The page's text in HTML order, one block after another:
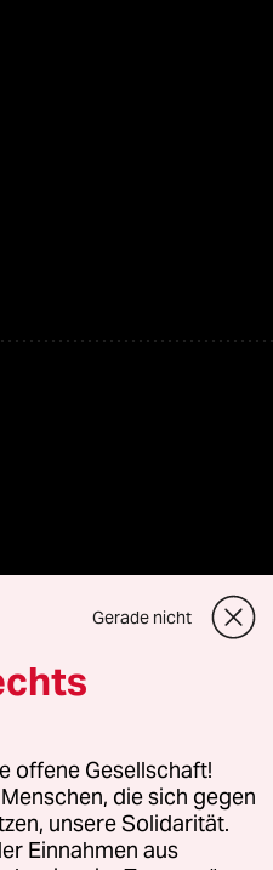
GmbH
Fragen oder für Genehmigungen
Kommune-Richtlinien
Gerade nicht
offene Gesellschaft!
die sich gegen
unsere Solidarität.
Einnahmen aus